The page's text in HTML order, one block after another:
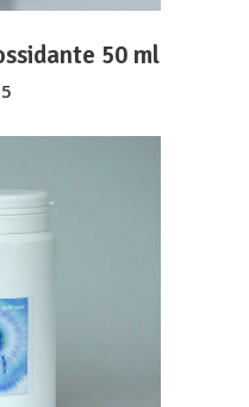
50 ml